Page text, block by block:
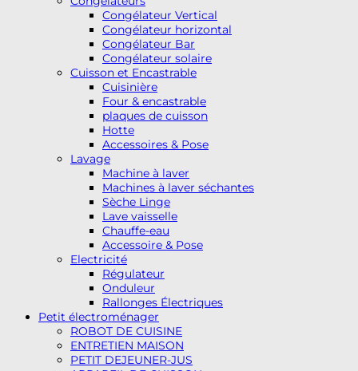
Congélateur Vertical
Congélateur horizontal
Congélateur Bar
Congélateur solaire
Cuisson et Encastrable
Cuisinière
Four & encastrable
plaques de cuisson
Hotte
Accessoires & Pose
Lavage
Machine à laver
Machines à laver séchantes
Sèche Linge
Lave vaisselle
Chauffe-eau
Accessoire & Pose
Electricité
Régulateur
Onduleur
Rallonges Électriques
Petit électroménager
ROBOT DE CUISINE
ENTRETIEN MAISON
PETIT DEJEUNER-JUS